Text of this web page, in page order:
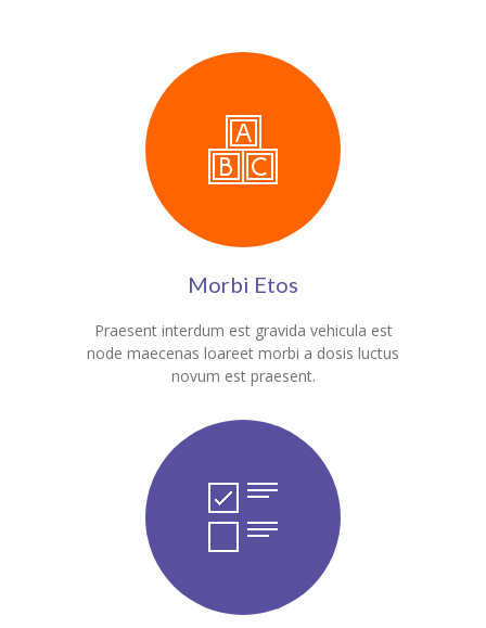
-- Tapestry & Nursery meals
-- Parent Testimonials
Contact Us
Morbi Etos
Praesent interdum est gravida vehicula est
node maecenas loareet morbi a dosis luctus
novum est praesent.